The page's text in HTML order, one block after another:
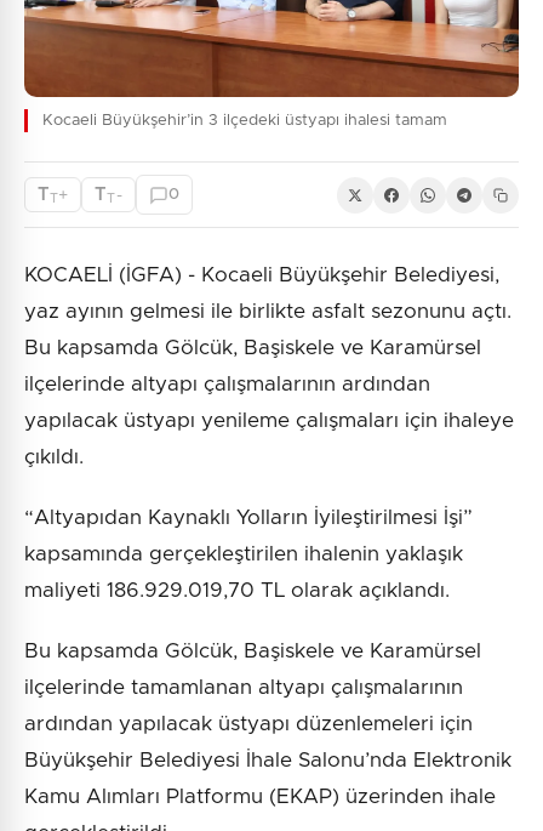
Kocaeli Büyükşehir’in 3 ilçedeki üstyapı ihalesi tamam
TT+ TT - 0
KOCAELİ (İGFA) - Kocaeli Büyükşehir Belediyesi,
yaz ayının gelmesi ile birlikte asfalt sezonunu açtı.
Bu kapsamda Gölcük, Başiskele ve Karamürsel
ilçelerinde altyapı çalışmalarının ardından
yapılacak üstyapı yenileme çalışmaları için ihaleye
çıkıldı.
“Altyapıdan Kaynaklı Yolların İyileştirilmesi İşi”
kapsamında gerçekleştirilen ihalenin yaklaşık
maliyeti 186.929.019,70 TL olarak açıklandı.
Bu kapsamda Gölcük, Başiskele ve Karamürsel
ilçelerinde tamamlanan altyapı çalışmalarının
ardından yapılacak üstyapı düzenlemeleri için
Büyükşehir Belediyesi İhale Salonu’nda Elektronik
Kamu Alımları Platformu (EKAP) üzerinden ihale